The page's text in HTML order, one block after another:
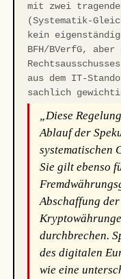
mit zwei
(Systematik-
kein
BFH/BVerfG,
aus dem IT-
sachlich
„Diese
Ablauf der
systematischen
Sie gilt ebenso
Abschaffung
durchbrechen.
des digitalen
wie eine